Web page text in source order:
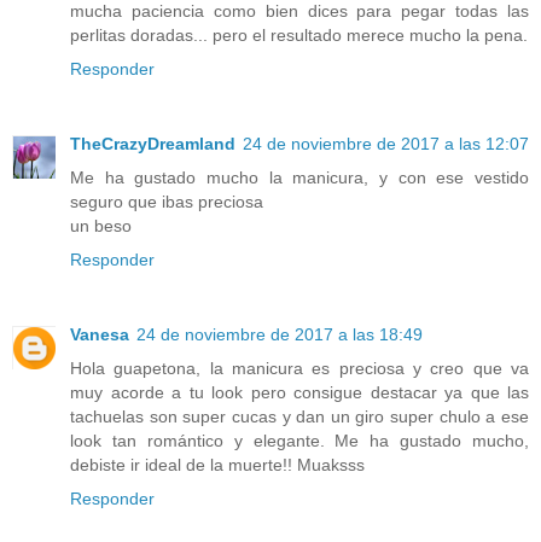
mucha paciencia como bien dices para pegar todas las
perlitas doradas... pero el resultado merece mucho la pena.
Responder
TheCrazyDreamland 24 de noviembre de 2017 a las 12:07
Me ha gustado mucho la manicura, y con ese vestido
seguro que ibas preciosa
un beso
Responder
Vanesa 24 de noviembre de 2017 a las 18:49
Hola guapetona, la manicura es preciosa y creo que va
muy acorde a tu look pero consigue destacar ya que las
tachuelas son super cucas y dan un giro super chulo a ese
look tan romántico y elegante. Me ha gustado mucho,
debiste ir ideal de la muerte!! Muaksss
Responder